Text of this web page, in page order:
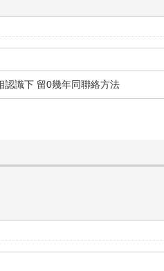
認識下 留0幾年同聯絡方法